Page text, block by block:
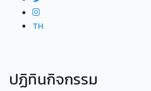
TH
ปฏิทินกิจกรรม